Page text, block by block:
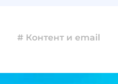
# Контент и email